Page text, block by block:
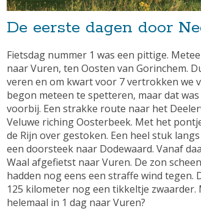
De eerste dagen door
Fietsdag nummer 1 was een pittige.
naar Vuren, ten Oosten van Gorinchem.
veren en om kwart voor 7 vertrokken we
begon meteen te spetteren, maar dat
voorbij. Een strakke route naar het
Veluwe riching Oosterbeek. Met het
de Rijn over gestoken. Een heel stuk
een doorsteek naar Dodewaard. Vanaf
Waal afgefietst naar Vuren. De zon
hadden nog eens een straffe wind tegen.
125 kilometer nog een tikkeltje zwaarder.
helemaal in 1 dag naar Vuren?